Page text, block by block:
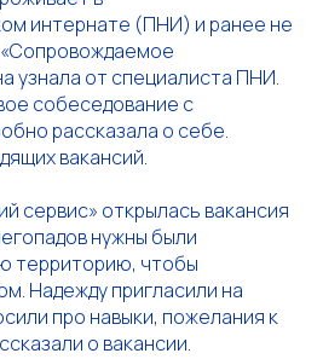
интернате (ПНИ) и ранее не
узнала от специалиста ПНИ.
собеседование с
рассказала о себе.
вакансий.
сервис» открылась вакансия
нужны были
территорию, чтобы
Надежду пригласили на
про навыки, пожелания к
о вакансии.